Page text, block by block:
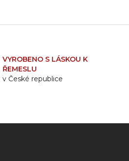
VYROBENO S LÁSKOU K
ŘEMESLU
v České republice